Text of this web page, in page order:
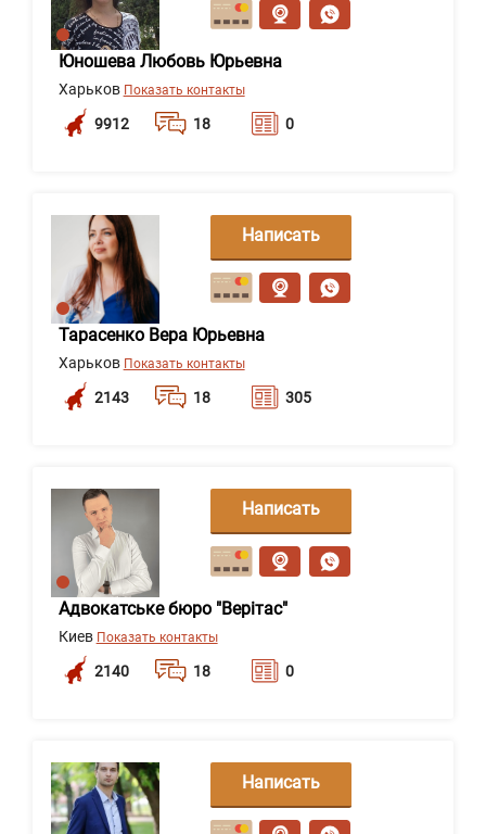
Юношева Любовь Юрьевна
Харьков Показать контакты
9912 18 0
Тарасенко Вера Юрьевна
Харьков Показать контакты
2143 18 305
Написать
сообщение
Адвокатське бюро "Верітас"
Киев Показать контакты
2140 18 0
Написать
сообщение
Написать
сообщение